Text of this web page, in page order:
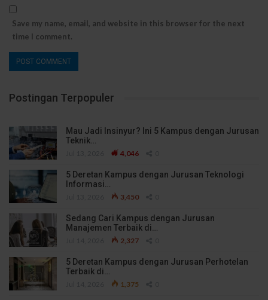
Save my name, email, and website in this browser for the next
time I comment.
Postingan Terpopuler
Mau Jadi Insinyur? Ini 5 Kampus dengan Jurusan
Teknik…
4,046
5 Deretan Kampus dengan Jurusan Teknologi
Informasi…
3,450
Sedang Cari Kampus dengan Jurusan
Manajemen Terbaik di…
2,327
5 Deretan Kampus dengan Jurusan Perhotelan
Terbaik di…
1,375